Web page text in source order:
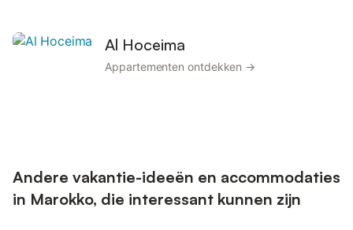
Al Hoceima
Appartementen ontdekken →
Andere vakantie-ideeën en accommodaties
in Marokko, die interessant kunnen zijn